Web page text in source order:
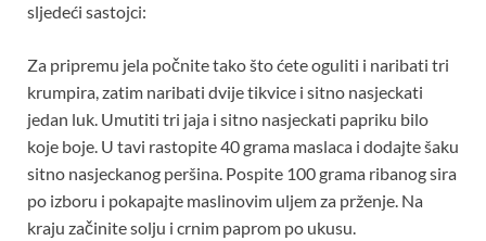
sljedeći sastojci:
Za pripremu jela počnite tako što ćete oguliti i naribati tri
krumpira, zatim naribati dvije tikvice i sitno nasjeckati
jedan luk. Umutiti tri jaja i sitno nasjeckati papriku bilo
koje boje. U tavi rastopite 40 grama maslaca i dodajte šaku
sitno nasjeckanog peršina. Pospite 100 grama ribanog sira
po izboru i pokapajte maslinovim uljem za prženje. Na
kraju začinite solju i crnim paprom po ukusu.